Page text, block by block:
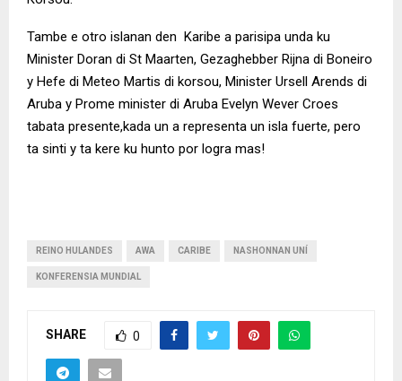
Tambe e otro islanan den Karibe a parisipa unda ku
Minister Doran di St Maarten, Gezaghebber Rijna di Boneiro
y Hefe di Meteo Martis di korsou, Minister Ursell Arends di
Aruba y Prome minister di Aruba Evelyn Wever Croes
tabata presente,kada un a representa un isla fuerte, pero
ta sinti y ta kere ku hunto por logra mas!
REINO HULANDES AWA CARIBE NASHONNAN UNÍ
KONFERENSIA MUNDIAL
SHARE 0